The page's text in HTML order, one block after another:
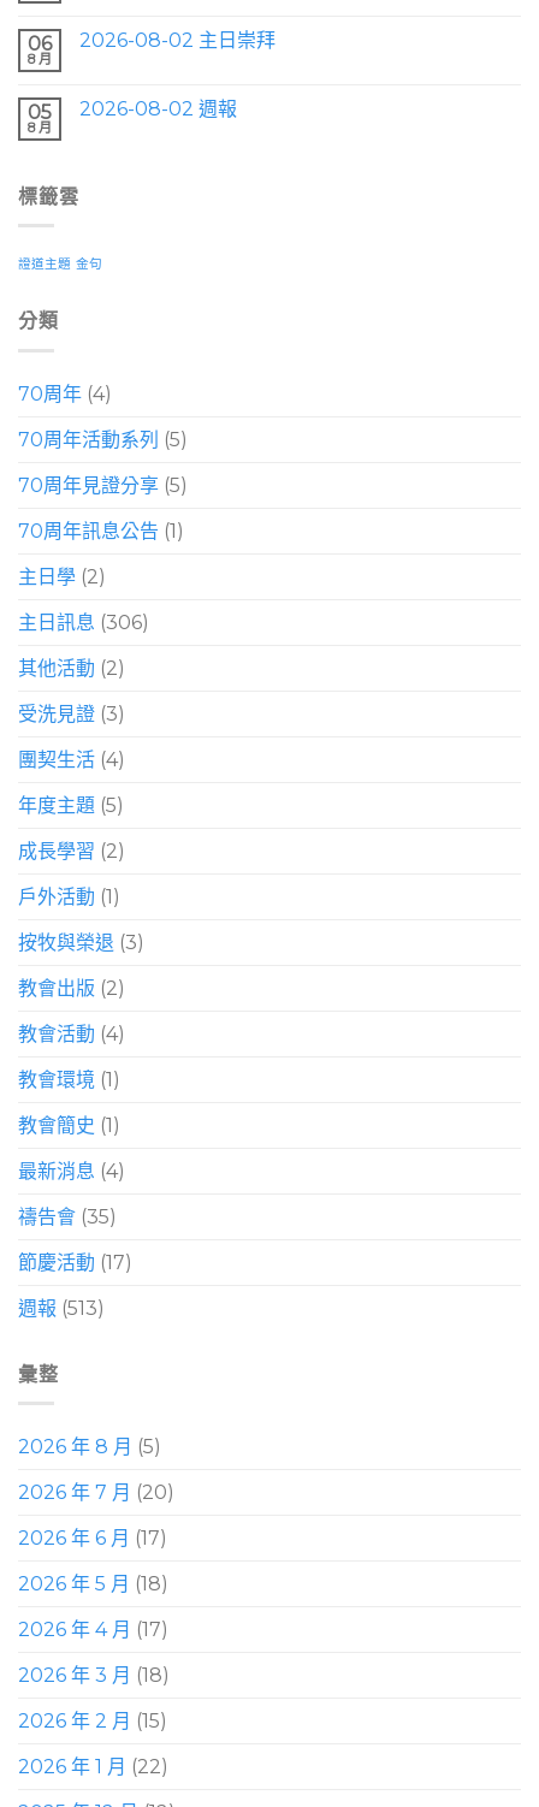
06
8 月
2026-08-02 主日崇拜
05
8 月
2026-08-02 週報
標籤雲
證道主題 金句
分類
70周年 (4)
70周年活動系列 (5)
70周年見證分享 (5)
70周年訊息公告 (1)
主日學 (2)
主日訊息 (306)
其他活動 (2)
受洗見證 (3)
團契生活 (4)
年度主題 (5)
成長學習 (2)
戶外活動 (1)
按牧與榮退 (3)
教會出版 (2)
教會活動 (4)
教會環境 (1)
教會簡史 (1)
最新消息 (4)
禱告會 (35)
節慶活動 (17)
週報 (513)
彙整
2026 年 8 月 (5)
2026 年 7 月 (20)
2026 年 6 月 (17)
2026 年 5 月 (18)
2026 年 4 月 (17)
2026 年 3 月 (18)
2026 年 2 月 (15)
2026 年 1 月 (22)